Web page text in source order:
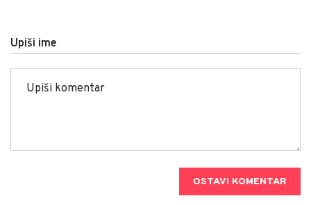
Upiši ime
OSTAVI KOMENTAR